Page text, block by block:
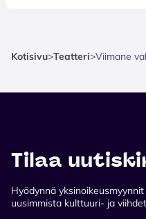
Kotisivu>Teatteri>Viimane
Tilaa
Hyödynnä
uusimmista kulttuuri- ja